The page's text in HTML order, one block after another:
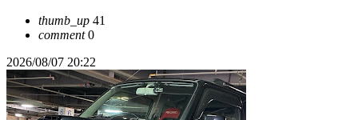
thumb_up 41
comment0
2026/08/07 20:22